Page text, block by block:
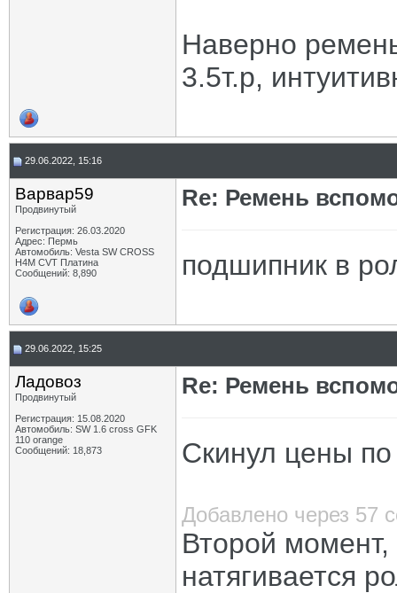
Наверно
3.5т.р,
29.06.2022, 15:16
Варвар59
Продвинутый
Регистрация: 26.03.2020
Адрес: Пермь
Автомобиль: Vesta SW CROSS
H4M CVT Платина
Сообщений: 8,890
Re: Ремень
подшипник в
29.06.2022, 15:25
Ладовоз
Продвинутый
Регистрация: 15.08.2020
Автомобиль: SW 1.6 cross GFK
110 orange
Сообщений: 18,873
Re: Ремень
Скинул цены
Добавлено через 57
Второй момент,
натягивается